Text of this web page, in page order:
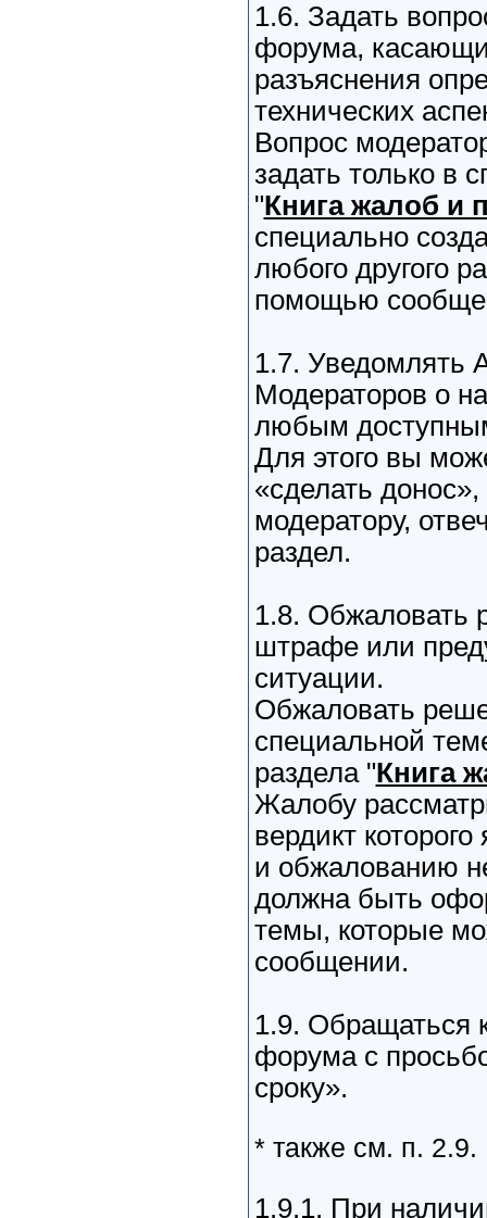
1.6. Задать
форума,
разъяснения
технических
Вопрос
задать только в
"Книга жалоб и
специально
любого другого
помощью
1.7. Уведомлять
Модераторов о
любым
Для этого вы
«сделать
модератору,
раздел.
1.8. Обжаловать
штрафе или
ситуации.
Обжаловать
специальной
раздела "Книга
Жалобу
вердикт
и обжалованию
должна быть
темы, которые
сообщении.
1.9. Обращаться
форума с
сроку».
* также см. п. 2.9.
1.9.1. При